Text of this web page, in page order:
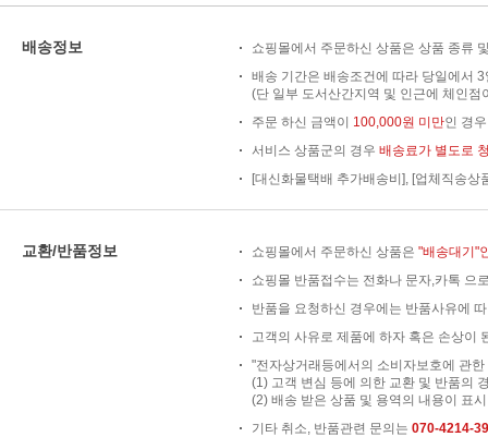
배송정보
쇼핑몰에서 주문하신 상품은 상품 종류
배송 기간은 배송조건에 따라 당일에서
(단 일부 도서산간지역 및 인근에 체인
주문 하신 금액이 100,000원 미만인 경
서비스 상품군의 경우 배송료가 별도로
[대신화물택배 추가배송비], [업체직송상
교환/반품정보 쇼핑몰에서 주문하신 상품은 "배송대기"
쇼핑몰 반품접수는 전화나 문자,카톡 으
반품을 요청하신 경우에는 반품사유에
고객의 사유로 제품에 하자 혹은 손상이
"전자상거래등에서의 소비자보호에 관
(1) 고객 변심 등에 의한 교환 및 반품의
(2) 배송 받은 상품 및 용역의 내용이 표
기타 취소, 반품관련 문의는 070-4214-